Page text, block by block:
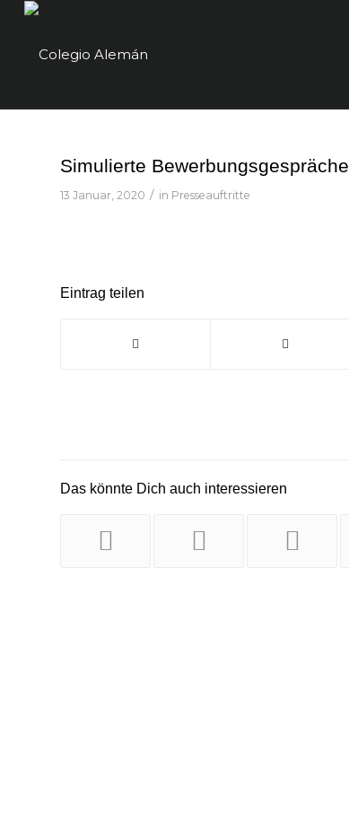
Simulierte Bewerbungsgespräche
13 Januar, 2020 / in Presseauftritte
Eintrag teilen
Das könnte Dich auch interessieren